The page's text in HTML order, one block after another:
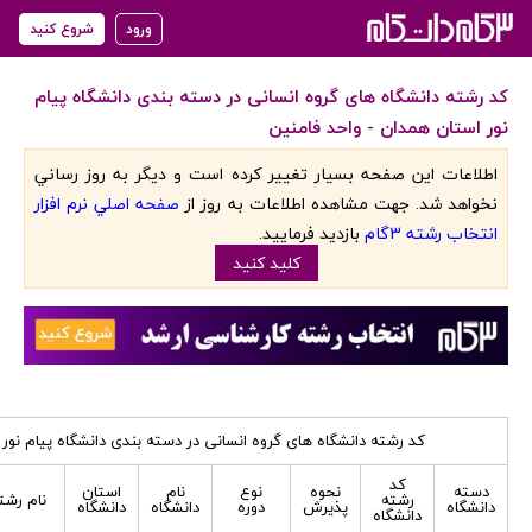
ورود شروع کنید
کد رشته دانشگاه های گروه انسانی در دسته بندی دانشگاه پیام
نور استان همدان - واحد فامنین
اطلاعات اين صفحه بسيار تغيير کرده است و ديگر به روز رساني
نخواهد شد. جهت مشاهده اطلاعات به روز از صفحه اصلي نرم افزار
انتخاب رشته 3گام
بازديد فرماييد.
کليد کنيد
کد رشته دانشگاه های گروه انسانی در دسته بندی دانشگاه پیام
دسته
دانشگاه
کد
رشته
دانشگاه
نحوه
پذیرش
نوع
دوره
نام
دانشگاه
استان
دانشگاه نام